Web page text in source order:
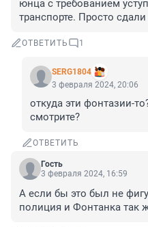
юнца с требованием
транспорте. Просто
ОТВЕТИТЬ 1
SERG1804
3 февраля 2024, 20:06
откуда эти фонтазии-
смотрите?
ОТВЕТИТЬ
Гость
3 февраля 2024, 16:59
А если бы это был не
полиция и Фонтанка так